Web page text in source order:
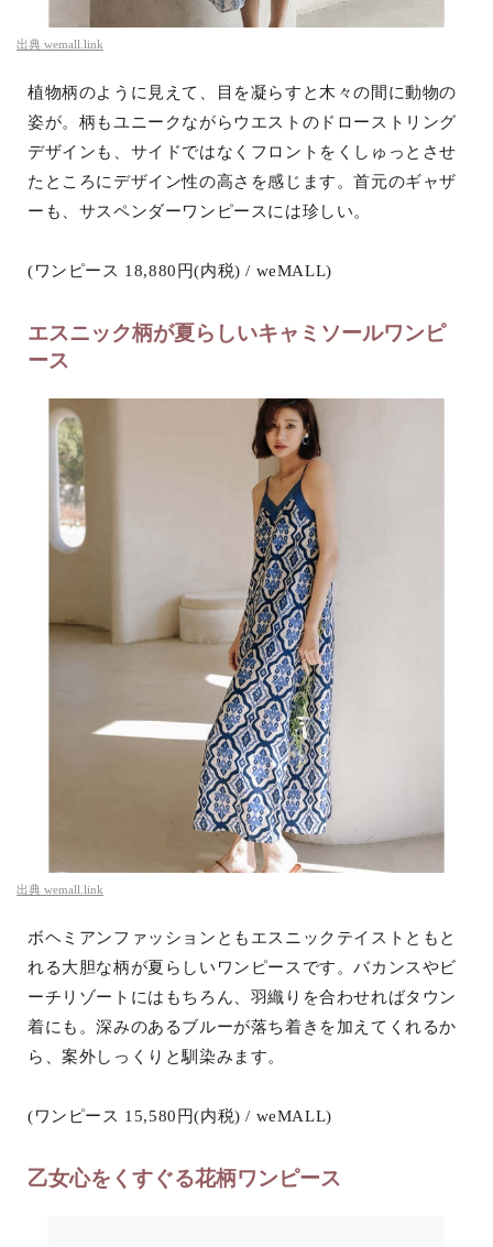
出典 wemall.link
植物柄のように見えて、目を凝らすと木々の間に動物の
姿が。柄もユニークながらウエストのドローストリング
デザインも、サイドではなくフロントをくしゅっとさせ
たところにデザイン性の高さを感じます。首元のギャザ
ーも、サスペンダーワンピースには珍しい。
(ワンピース 18,880円(内税) / weMALL)
エスニック柄が夏らしいキャミソールワンピ
ース
出典 wemall.link
ボヘミアンファッションともエスニックテイストともと
れる大胆な柄が夏らしいワンピースです。バカンスやビ
ーチリゾートにはもちろん、羽織りを合わせればタウン
着にも。深みのあるブルーが落ち着きを加えてくれるか
ら、案外しっくりと馴染みます。
(ワンピース 15,580円(内税) / weMALL)
乙女心をくすぐる花柄ワンピース